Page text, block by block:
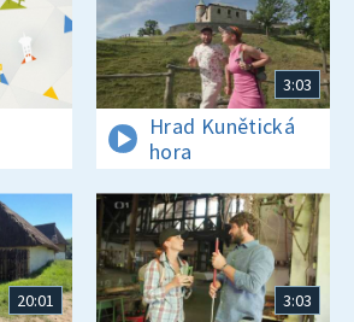
3:03
Hrad Kunětická
hora
20:01 3:03